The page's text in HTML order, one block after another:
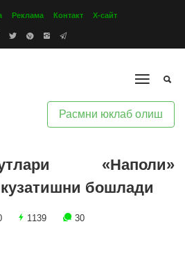
Реклама Контакт Х-сайт
Расмни юклаб олиш
«Наполи»
бошлади
1139 30